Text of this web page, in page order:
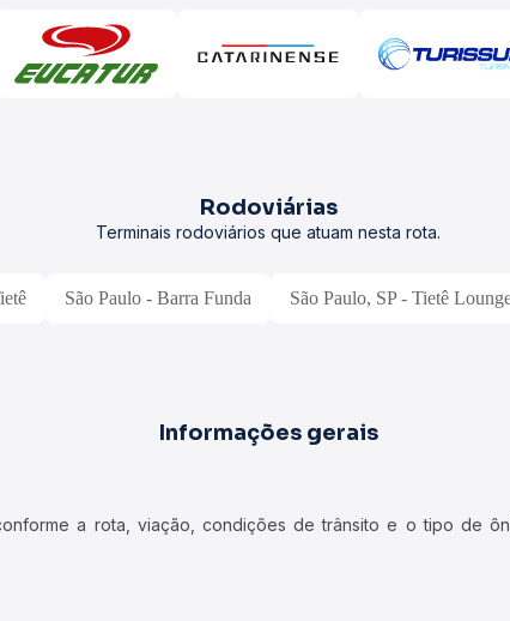
Rodoviárias
Terminais rodoviários que atuam nesta rota.
São Paulo - Barra Funda São Paulo, SP - Tietê
Informações gerais
a rota, viação, condições de trânsito e o tipo de